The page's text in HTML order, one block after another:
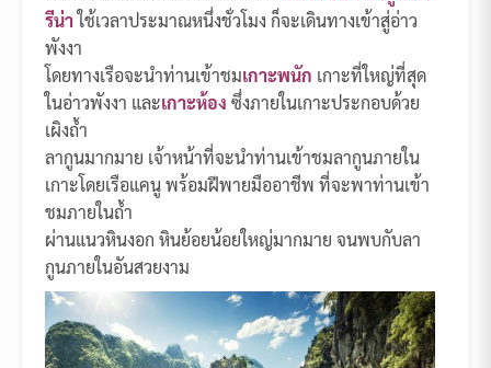
รีน่าใช้เวลาประมาณหนึ่งชั่วโมง ก็จะเดินทางเข้าสู่อ่าว
พังงา
โดยทางเรือจะนำท่านเข้าชมเกาะพนัก เกาะที่ใหญ่ที่สุด
ในอ่าวพังงา และเกาะห้อง ซึ่งภายในเกาะประกอบด้วย
เผิงถ้ำ
ลากูนมากมาย เจ้าหน้าที่จะนำท่านเข้าชมลากูนภายใน
เกาะโดยเรือแคนู พร้อมฝีพายมืออาชีพ ที่จะพาท่านเข้า
ชมภายในถ้ำ
ผ่านแนวหินงอก หินย้อยน้อยใหญ่มากมาย จนพบกับลา
กูนภายในอันสวยงาม